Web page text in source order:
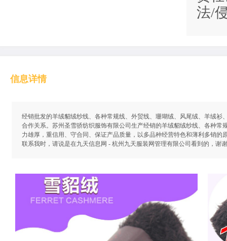
法/
信息详情
经销批发的羊绒貂绒纱线、各种常规线、外贸线、珊瑚绒、风尾绒、羊绒
合作关系。苏州圣雪骄纺织服饰有限公司生产经销的羊绒貂绒纱线、各种
力雄厚，重信用、守合同、保证产品质量，以多品种经营特色和薄利多销
联系我时，请说是在九天信息网 - 杭州九天服装网管理有限公司看到的，谢